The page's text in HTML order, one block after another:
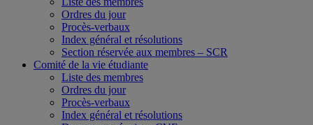
Ordres du jour
Procès-verbaux
Index général et résolutions
Section réservée aux membres – SCR
Comité de la vie étudiante
Liste des membres
Ordres du jour
Procès-verbaux
Index général et résolutions